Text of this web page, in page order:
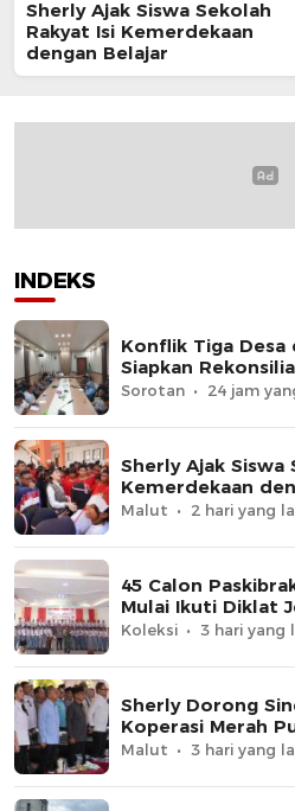
Sherly Ajak Siswa Sekolah
Rakyat Isi Kemerdekaan
dengan Belajar
INDEKS
Konflik Tiga Desa
Siapkan
Sorotan 24 jam
Sherly Ajak Siswa
Kemerdekaan
Malut 2 hari yang
45 Calon
Mulai Ikuti Diklat
Koleksi 3 hari yang
Sherly Dorong
Koperasi Merah
Malut 3 hari yang